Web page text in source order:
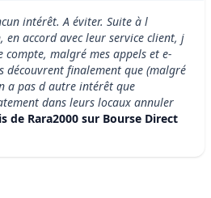
intérêt. A éviter. Suite à l
accord avec leur service client, j
malgré mes appels et e-
découvrent finalement que (malgré
a pas d autre intérêt que
dans leurs locaux annuler
de Rara2000 sur Bourse Direct